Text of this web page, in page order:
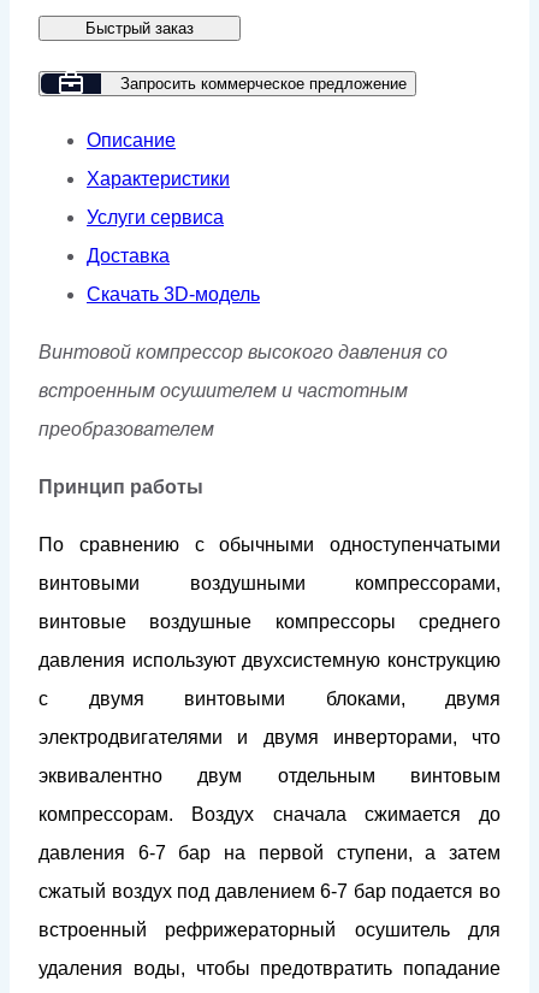
GM
75-
Быстрый заказ
Запросить коммерческое предложение
Описание
Характеристики
Услуги сервиса
Доставка
Скачать 3D-модель
Винтовой компрессор высокого давления со
встроенным осушителем и частотным
преобразователем
Принцип работы
По сравнению с обычными одноступенчатыми
винтовыми воздушными компрессорами,
винтовые воздушные компрессоры среднего
давления используют двухсистемную конструкцию
с двумя винтовыми блоками, двумя
электродвигателями и двумя инверторами, что
эквивалентно двум отдельным винтовым
компрессорам. Воздух сначала сжимается до
давления 6-7 бар на первой ступени, а затем
сжатый воздух под давлением 6-7 бар подается во
встроенный рефрижераторный осушитель для
удаления воды, чтобы предотвратить попадание